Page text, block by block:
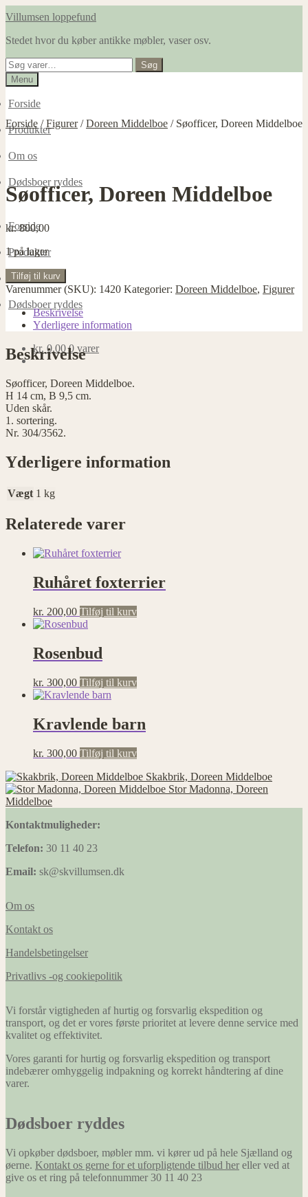
Spring
navigation
Spring
indhold
Villumsen loppefund
Stedet hvor du køber antikke møbler, vaser osv.
Søg
efter:
Søg
Menu
Forside
Produkter
Om os
Dødsboer ryddes
Forside
Produkter
Om os
Dødsboer ryddes
kr. 0,00 0 varer
Forside /Figurer/Doreen Middelboe / Søofficer, Doreen Middelboe
Søofficer, Doreen Middelboe
kr.800,00
1 på lager
Søofficer,
Doreen
Middelboe
antal
Tilføj til kurv
Varenummer (SKU): 1420 Kategorier: Doreen Middelboe, Figurer
Beskrivelse
Yderligere information
Beskrivelse
Søofficer, Doreen Middelboe.
H 14 cm, B 9,5 cm.
Uden skår.
1. sortering.
Nr. 304/3562.
Yderligere information
Vægt 1 kg
Relaterede varer
Ruhåret foxterrier
kr. 200,00 Tilføj til kurv
Rosenbud
kr. 300,00 Tilføj til kurv
Kravlende barn
kr. 300,00 Tilføj til kurv
Skakbrik, Doreen Middelboe
Stor Madonna, Doreen
Middelboe
Kontaktmuligheder:
Telefon: 30 11 40 23
Email: sk@skvillumsen.dk
Om os
Kontakt os
Handelsbetingelser
Privatlivs -og cookiepolitik
Vi forstår vigtigheden af hurtig og forsvarlig ekspedition og
transport, og det er vores første prioritet at levere denne service med
kvalitet og effektivitet.
Vores garanti for hurtig og forsvarlig ekspedition og transport
indebærer omhyggelig indpakning og korrekt håndtering af dine
varer.
Dødsboer ryddes
Vi opkøber dødsboer, møbler mm. vi kører ud på hele Sjælland og
øerne. Kontakt os gerne for et uforpligtende tilbud her eller ved at
give os et ring på telefonnummer 30 11 40 23